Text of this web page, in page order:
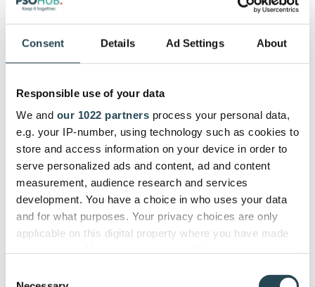
Consent Details Ad Settings About
Responsible use of your data
We and our 1022 partners process your personal data,
e.g. your IP-number, using technology such as cookies to
store and access information on your device in order to
serve personalized ads and content, ad and content
measurement, audience research and services
development. You have a choice in who uses your data
and for what purposes. Your privacy choices are only
applicable on this digital property where you have made
the Privacy trigger icon.